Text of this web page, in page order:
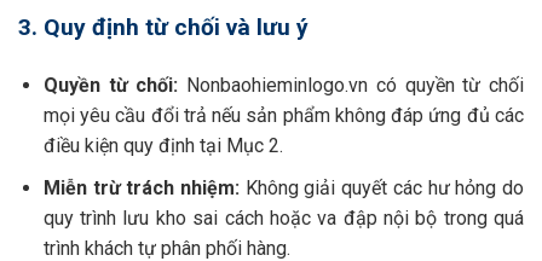
3. Quy định từ chối và lưu ý
Quyền từ chối: Nonbaohieminlogo.vn có quyền từ chối
mọi yêu cầu đổi trả nếu sản phẩm không đáp ứng đủ các
điều kiện quy định tại Mục 2.
Miễn trừ trách nhiệm:Không giải quyết các hư hỏng do
quy trình lưu kho sai cách hoặc va đập nội bộ trong quá
trình khách tự phân phối hàng.